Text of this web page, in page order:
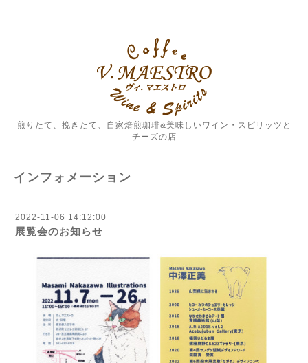
煎りたて、挽きたて、自家焙煎珈琲&美味しいワイン・スピリッツと
チーズの店
インフォメーション
2022-11-06 14:12:00
展覧会のお知らせ